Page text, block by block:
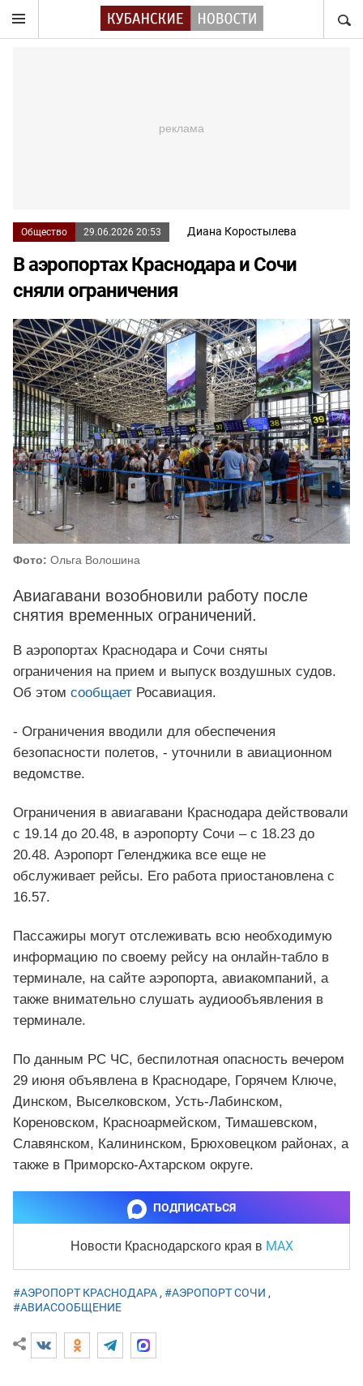
Общество 29.06.2026 20:53 Диана Коростылева
В аэропортах Краснодара и Сочи
сняли ограничения
Фото: Ольга Волошина
Авиагавани возобновили работу после
снятия временных ограничений.
В аэропортах Краснодара и Сочи сняты
ограничения на прием и выпуск воздушных судов.
Об этом сообщает Росавиация.
- Ограничения вводили для обеспечения
безопасности полетов, - уточнили в авиационном
ведомстве.
Ограничения в авиагавани Краснодара действовали
с 19.14 до 20.48, в аэропорту Сочи – с 18.23 до
20.48. Аэропорт Геленджика все еще не
обслуживает рейсы. Его работа приостановлена с
16.57.
Пассажиры могут отслеживать всю необходимую
информацию по своему рейсу на онлайн-табло в
терминале, на сайте аэропорта, авиакомпаний, а
также внимательно слушать аудиообъявления в
терминале.
По данным РС ЧС, беспилотная опасность вечером
29 июня объявлена в Краснодаре, Горячем Ключе,
Динском, Выселковском, Усть-Лабинском,
Кореновском, Красноармейском, Тимашевском,
Славянском, Калининском, Брюховецком районах, а
также в Приморско-Ахтарском округе.
ПОДПИСАТЬСЯ
Новости Краснодарского края в MAX
#АЭРОПОРТ КРАСНОДАРА, #АЭРОПОРТ СОЧИ ,
#АВИАСООБЩЕНИЕ